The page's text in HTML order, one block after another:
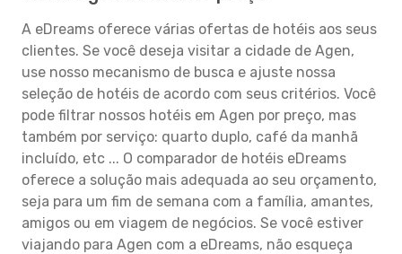
A eDreams oferece várias ofertas de hotéis aos seus
clientes. Se você deseja visitar a cidade de Agen,
use nosso mecanismo de busca e ajuste nossa
seleção de hotéis de acordo com seus critérios. Você
pode filtrar nossos hotéis em Agen por preço, mas
também por serviço: quarto duplo, café da manhã
incluído, etc ... O comparador de hotéis eDreams
oferece a solução mais adequada ao seu orçamento,
seja para um fim de semana com a família, amantes,
amigos ou em viagem de negócios. Se você estiver
viajando para Agen com a eDreams, não esqueça